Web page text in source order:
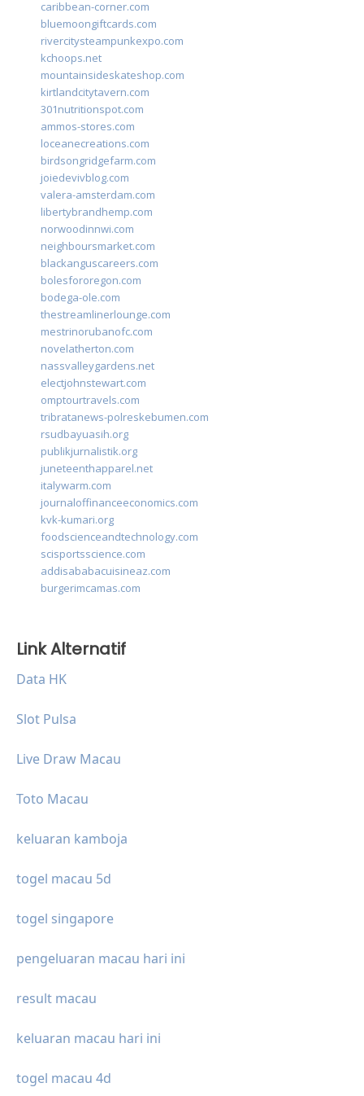
caribbean-corner.com
bluemoongiftcards.com
rivercitysteampunkexpo.com
kchoops.net
mountainsideskateshop.com
kirtlandcitytavern.com
301nutritionspot.com
ammos-stores.com
loceanecreations.com
birdsongridgefarm.com
joiedevivblog.com
valera-amsterdam.com
libertybrandhemp.com
norwoodinnwi.com
neighboursmarket.com
blackanguscareers.com
bolesfororegon.com
bodega-ole.com
thestreamlinerlounge.com
mestrinorubanofc.com
novelatherton.com
nassvalleygardens.net
electjohnstewart.com
omptourtravels.com
tribratanews-polreskebumen.com
rsudbayuasih.org
publikjurnalistik.org
juneteenthapparel.net
italywarm.com
journaloffinanceeconomics.com
kvk-kumari.org
foodscienceandtechnology.com
scisportsscience.com
addisababacuisineaz.com
burgerimcamas.com
Link Alternatif
Data HK
Slot Pulsa
Live Draw Macau
Toto Macau
keluaran kamboja
togel macau 5d
togel singapore
pengeluaran macau hari ini
result macau
keluaran macau hari ini
togel macau 4d